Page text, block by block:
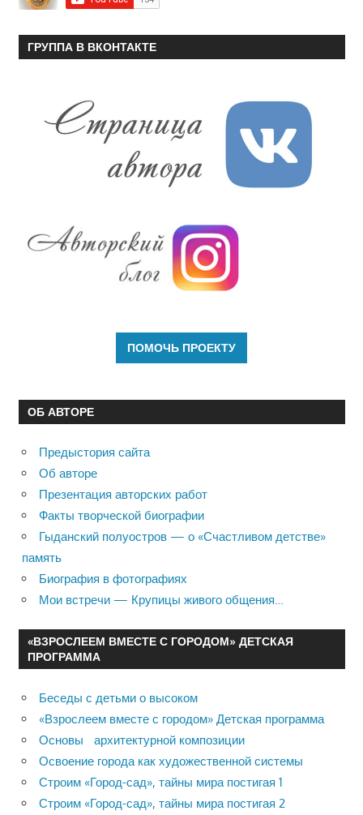
ГРУППА В ВКОНТАКТЕ
ОБ АВТОРЕ
Предыстория сайта
Об авторе
Презентация авторских работ
Факты творческой биографии
Гыданский полуостров — о «Счастливом детстве»
память
Биография в фотографиях
Мои встречи — Крупицы живого общения…
«ВЗРОСЛЕЕМ ВМЕСТЕ С ГОРОДОМ» ДЕТСКАЯ
ПРОГРАММА
Беседы с детьми о высоком
«Взрослеем вместе с городом» Детская программа
Основы архитектурной композиции
Освоение города как художественной системы
Строим «Город-сад», тайны мира постигая 1
Строим «Город-сад», тайны мира постигая 2